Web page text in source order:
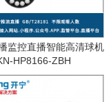
监控直播智能高清球机
HP8166-ZBH